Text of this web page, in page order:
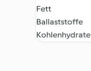
Fett
Ballaststoffe
Kohlenhydrate